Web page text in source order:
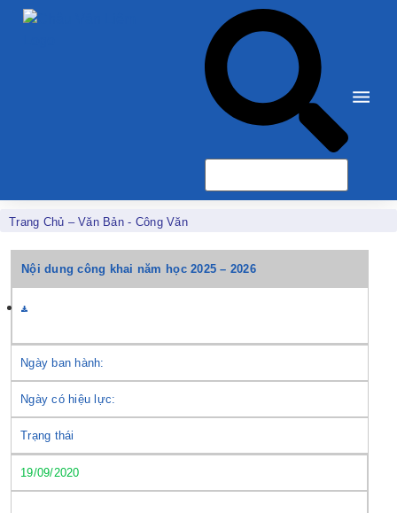
Trang Chủ –Văn Bản - Công Văn
Nội dung công khai năm học 2025 – 2026
Ngày ban hành:
Ngày có hiệu lực:
Trạng thái
19/09/2020